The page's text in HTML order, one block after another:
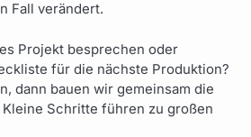
Fall verändert.
Projekt besprechen oder
für die nächste Produktion?
dann bauen wir gemeinsam die
Schritte führen zu großen